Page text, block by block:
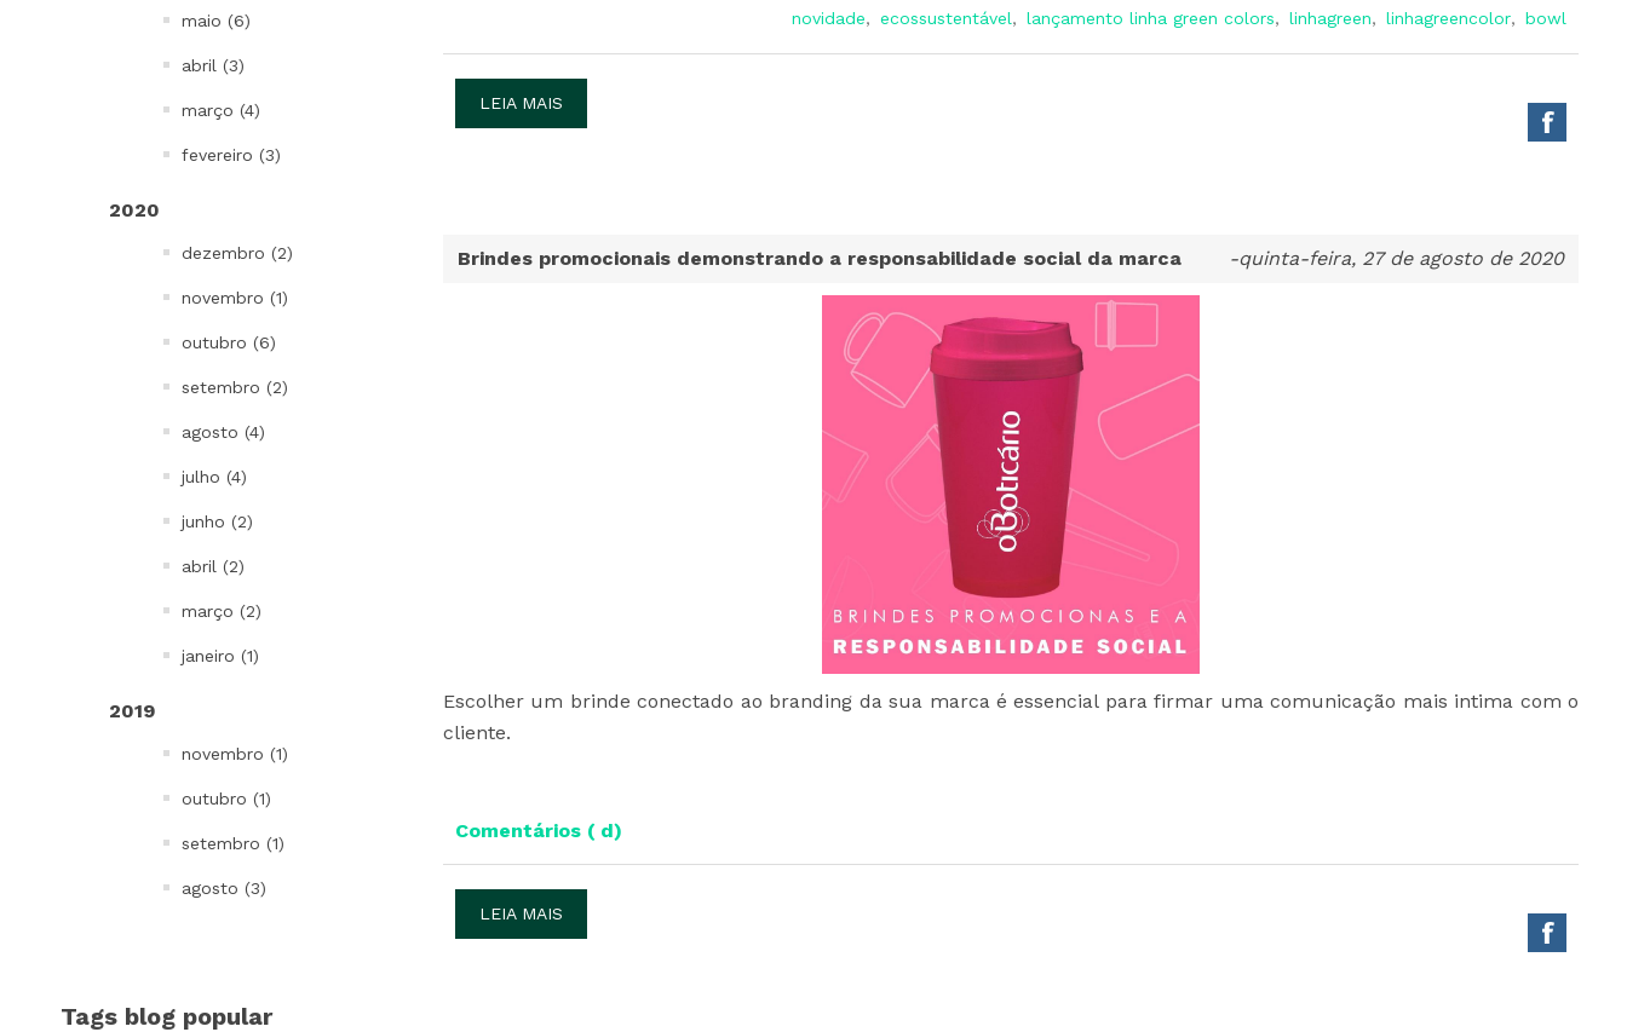
maio (6)
abril (3)
março (4)
fevereiro (3)
2020
dezembro (2)
novembro (1)
outubro (6)
setembro (2)
agosto (4)
julho (4)
junho (2)
abril (2)
março (2)
janeiro (1)
2019
novembro (1)
outubro (1)
setembro (1)
agosto (3)
Tags blog popular
novidade, ecossustentável, lançamento linha green colors, linhagreen, linhagreencolor, bowl
LEIA MAIS
Brindes promocionais demonstrando a responsabilidade social da marca -quinta-feira, 27 de agosto de 2020
Escolher um brinde conectado ao branding da sua marca é essencial para firmar uma comunicação mais intima com o
cliente.
Comentários ( d)
LEIA MAIS